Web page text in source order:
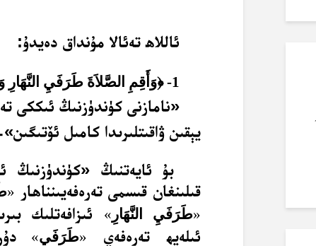
ئاللاھ تەئالا مۇنداق دەيدۇ:
1- ﴿وَأَقِمِ الصَّلاَةَ طَرَفَيِ النَّهَارِ
«نامازنى كۈندۈزنىڭ ئىككى
يېقىن ۋاقىتلىرىدا كامىل ئۆتىگىن»-
بۇ ئايەتنىڭ «كۈندۈزنىڭ
قىلىنغان قىسمى تەرەفەيىنناھار «
«طَرَفَيِ النَّهَارِ » ئىزافەتلىك
ئىلەيھ تەرەفەي
«طَرَفَي»